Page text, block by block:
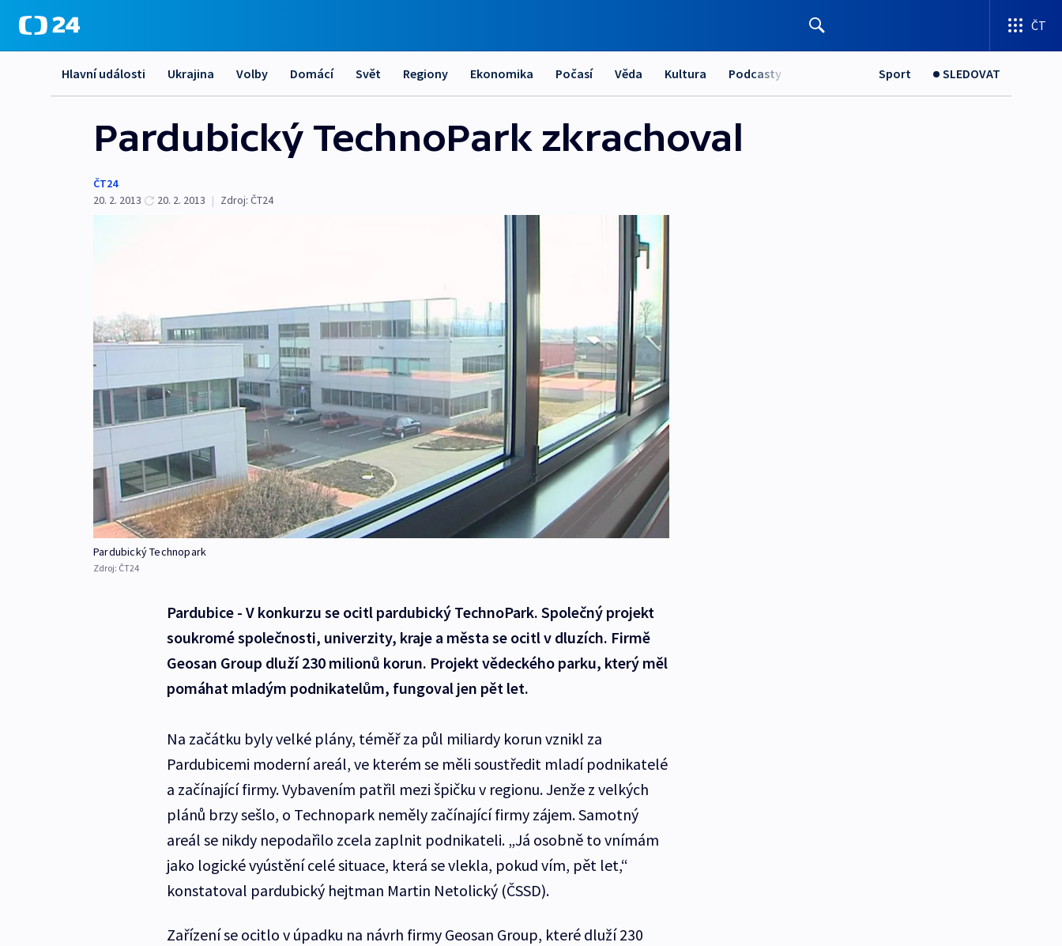
ČT
Hlavní události Ukrajina Volby Domácí Svět Regiony Ekonomika Počasí Věda Kultura Podcasty Sport SLEDOVAT
Pardubický TechnoPark zkrachoval
ČT24
20. 2. 2013
20. 2. 2013 | Zdroj: ČT24
Pardubický Technopark
Zdroj: ČT24
Pardubice - V konkurzu se ocitl pardubický TechnoPark. Společný projekt
soukromé společnosti, univerzity, kraje a města se ocitl v dluzích. Firmě
Geosan Group dluží 230 milionů korun. Projekt vědeckého parku, který měl
pomáhat mladým podnikatelům, fungoval jen pět let.
Na začátku byly velké plány, téměř za půl miliardy korun vznikl za
Pardubicemi moderní areál, ve kterém se měli soustředit mladí podnikatelé
a začínající firmy. Vybavením patřil mezi špičku v regionu. Jenže z velkých
plánů brzy sešlo, o Technopark neměly začínající firmy zájem. Samotný
areál se nikdy nepodařilo zcela zaplnit podnikateli. „Já osobně to vnímám
jako logické vyústění celé situace, která se vlekla, pokud vím, pět let,“
konstatoval pardubický hejtman Martin Netolický (ČSSD).
Zařízení se ocitlo v úpadku na návrh firmy Geosan Group, které dluží 230